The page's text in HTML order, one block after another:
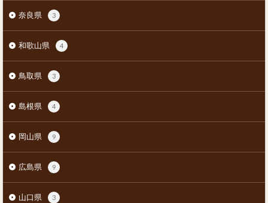
奈良県 3
和歌山県 4
鳥取県 3
島根県 4
岡山県 9
広島県 9
山口県 3